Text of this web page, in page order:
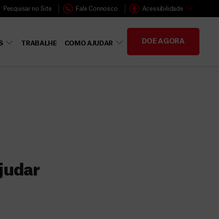
Pesquisar no Site Fale Connosco Acessibilidade
TRABALHE COMO AJUDAR DOE AGORA